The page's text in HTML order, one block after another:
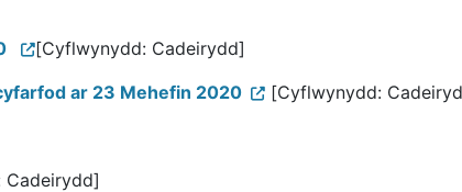
[Cyflwynydd: Cadeirydd]
ar 23 Mehefin 2020
[Cyflwynydd:
Cadeirydd]